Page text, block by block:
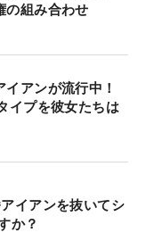
組み合わせ
アンが流行中！
イプを彼女たちは
イアンを抜いてシ
か？